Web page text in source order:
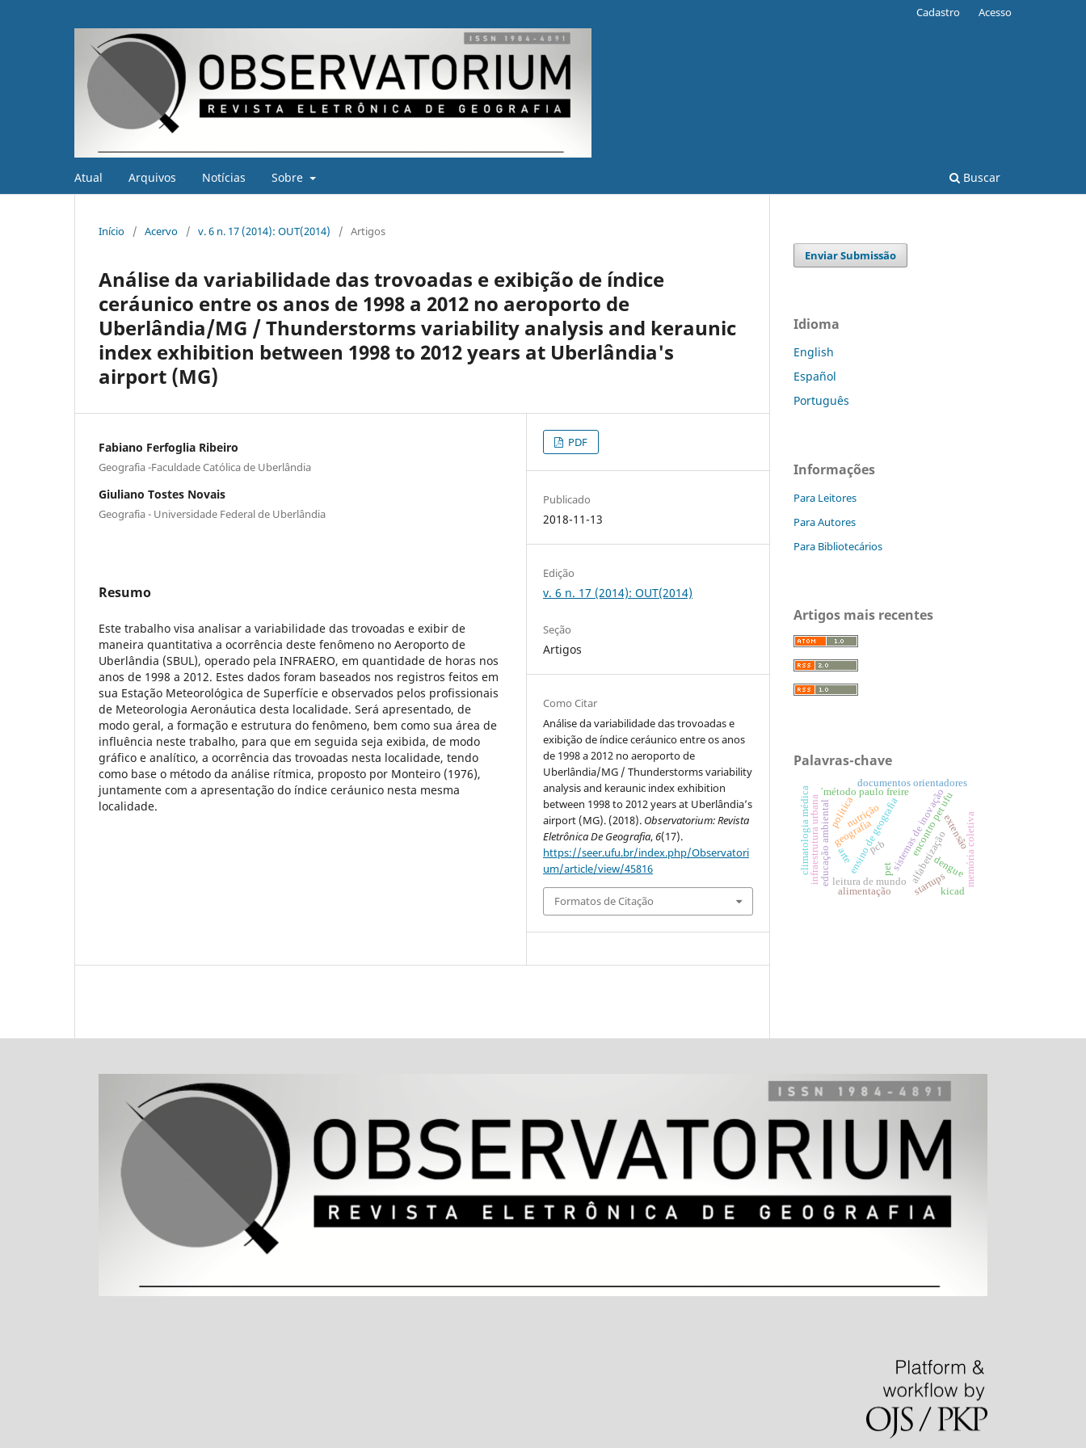
Atual Arquivos Notícias Sobre Buscar
Cadastro Acesso
Início / Acervo / v. 6 n. 17 (2014): OUT(2014) / Artigos
Análise da variabilidade das trovoadas e exibição de índice
ceráunico entre os anos de 1998 a 2012 no aeroporto de
Uberlândia/MG / Thunderstorms variability analysis and keraunic
index exhibition between 1998 to 2012 years at Uberlândia's
airport (MG)
Fabiano Ferfoglia Ribeiro
Geografia -Faculdade Católica de Uberlândia
Giuliano Tostes Novais
Geografia - Universidade Federal de Uberlândia
Resumo
Este trabalho visa analisar a variabilidade das trovoadas e exibir de
maneira quantitativa a ocorrência deste fenômeno no Aeroporto de
Uberlândia (SBUL), operado pela INFRAERO, em quantidade de horas nos
anos de 1998 a 2012. Estes dados foram baseados nos registros feitos em
sua Estação Meteorológica de Superfície e observados pelos profissionais
de Meteorologia Aeronáutica desta localidade. Será apresentado, de
modo geral, a formação e estrutura do fenômeno, bem como sua área de
influência neste trabalho, para que em seguida seja exibida, de modo
gráfico e analítico, a ocorrência das trovoadas nesta localidade, tendo
como base o método da análise rítmica, proposto por Monteiro (1976),
juntamente com a apresentação do índice ceráunico nesta mesma
localidade.
PDF
Publicado
2018-11-13
Edição
v. 6 n. 17 (2014): OUT(2014)
Seção
Artigos
Como Citar
Análise da variabilidade das trovoadas e
exibição de índice ceráunico entre os anos
de 1998 a 2012 no aeroporto de
Uberlândia/MG / Thunderstorms variability
analysis and keraunic index exhibition
between 1998 to 2012 years at Uberlândia’s
airport (MG). (2018). Observatorium: Revista
Eletrônica De Geografia,6(17).
https://seer.ufu.br/index.php/Observatori
um/article/view/45816
Formatos de Citação
Enviar Submissão
Idioma
English
Español
Português
Informações
Para Leitores
Para Autores
Para Bibliotecários
Artigos mais recentes
Palavras-chave
ensino de geografiaalfabetização
´método paulo freire
leitura de mundo
documentos orientadores
geografia
educação ambiental
infraestrutura urbana dengue
climatologia médica sistemas de inovação
startups
encontro pet ufu
nutrição
alimentação
pet
extensãomemória coletiva
pcb
kicad
arte
política